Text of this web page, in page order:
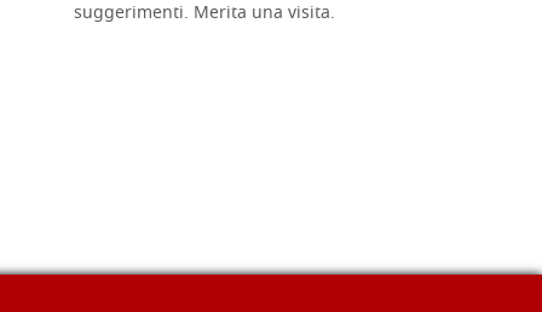
suggerimenti. Merita una visita.